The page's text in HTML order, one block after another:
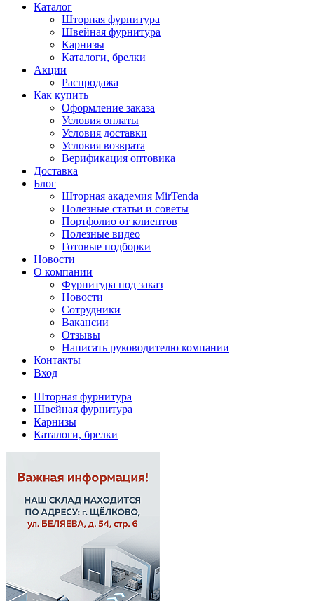
Каталог
Шторная фурнитура
Швейная фурнитура
Карнизы
Каталоги, брелки
Акции
Распродажа
Как купить
Оформление заказа
Условия оплаты
Условия доставки
Условия возврата
Верификация оптовика
Доставка
Блог
Шторная академия MirTenda
Полезные статьи и советы
Портфолио от клиентов
Полезные видео
Готовые подборки
Новости
О компании
Фурнитура под заказ
Новости
Сотрудники
Вакансии
Отзывы
Написать руководителю компании
Контакты
Вход
Шторная фурнитура
Швейная фурнитура
Карнизы
Каталоги, брелки